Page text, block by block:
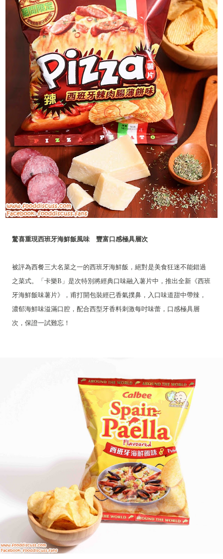
驚喜重現西班牙海鮮飯風味 豐富口感極具層次
被評為西餐三大名菜之一的西班牙海鮮飯，絕對是美食狂迷不能錯過
之菜式。「卡樂B」是次特別將經典口味融入薯片中，推出全新《西班
牙海鮮飯味薯片》，甫打開包裝經已香氣撲鼻，入口味道甜中帶辣，
濃郁海鮮味溢滿口腔，配合西型牙香料刺激每吋味蕾，口感極具層
次，保證一試難忘！